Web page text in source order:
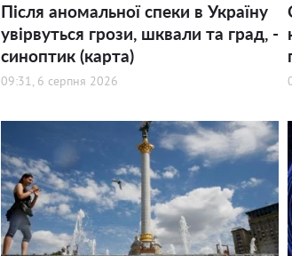
Після аномальної спеки в Україну
увірвуться грози, шквали та град, -
синоптик (карта)
09:31, 6 серпня 2026